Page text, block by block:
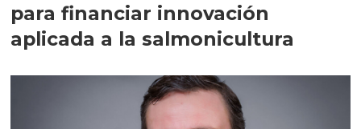
para financiar innovación
aplicada a la salmonicultura